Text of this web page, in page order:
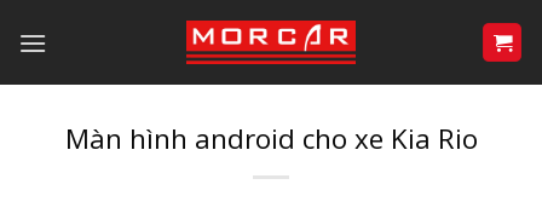
qua
nội
Màn hình android cho xe Kia Rio